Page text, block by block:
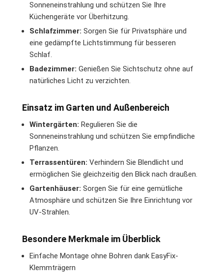
Sonneneinstrahlung und schützen Sie Ihre
Küchengeräte vor Überhitzung.
Schlafzimmer: Sorgen Sie für Privatsphäre und
eine gedämpfte Lichtstimmung für besseren
Schlaf.
Badezimmer: Genießen Sie Sichtschutz ohne auf
natürliches Licht zu verzichten.
Einsatz im Garten und Außenbereich
Wintergärten: Regulieren Sie die
Sonneneinstrahlung und schützen Sie empfindliche
Pflanzen.
Terrassentüren: Verhindern Sie Blendlicht und
ermöglichen Sie gleichzeitig den Blick nach draußen.
Gartenhäuser: Sorgen Sie für eine gemütliche
Atmosphäre und schützen Sie Ihre Einrichtung vor
UV-Strahlen.
Besondere Merkmale im Überblick
Einfache Montage ohne Bohren dank EasyFix-
Klemmträgern